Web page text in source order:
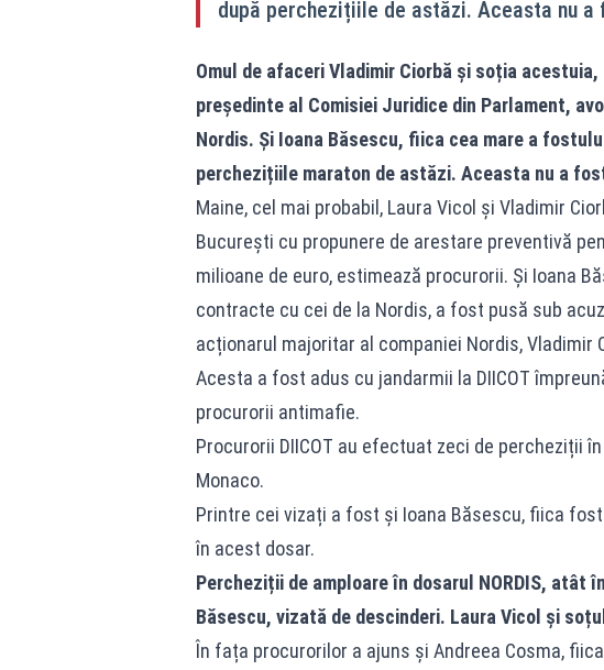
după perchezițiile de astăzi. Aceasta nu
Omul de afaceri Vladimir Ciorbă și soția
președinte al Comisiei Juridice din Parlament,
Nordis. Și Ioana Băsescu, fiica cea mare a
perchezițiile maraton de astăzi. Aceasta nu a
Maine, cel mai probabil, Laura Vicol și Vladimir
București cu propunere de arestare preventivă
milioane de euro, estimează procurorii. Și Ioana
contracte cu cei de la Nordis, a fost pusă sub
acționarul majoritar al companiei Nordis,
Acesta a fost adus cu jandarmii la DIICOT
procurorii antimafie.
Procurorii DIICOT au efectuat zeci de percheziții
Monaco.
Printre cei vizați a fost și Ioana Băsescu, fiica
în acest dosar.
Percheziții de amploare în dosarul NORDIS, atât
Băsescu, vizată de descinderi. Laura Vicol și
În fața procurorilor a ajuns și Andreea Cosma,